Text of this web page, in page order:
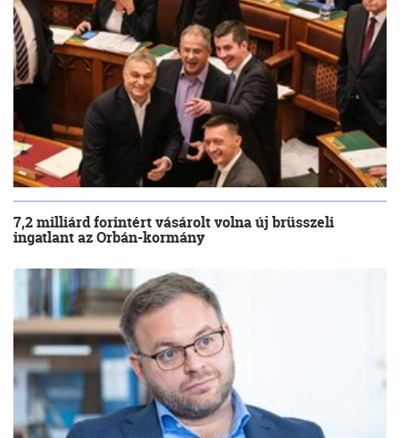
7,2 milliárd forintért vásárolt volna új brüsszeli
ingatlant az Orbán-kormány